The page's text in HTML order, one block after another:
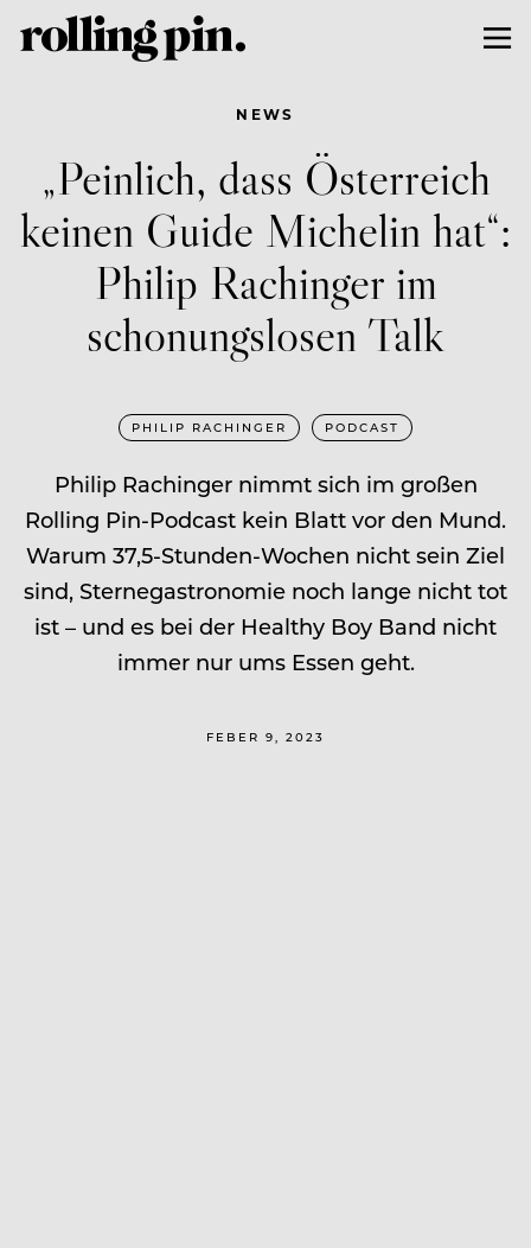
NEWS
„Peinlich, dass Österreich
keinen Guide Michelin hat“:
Philip Rachinger im
schonungslosen Talk
PHILIP RACHINGER PODCAST
Philip Rachinger nimmt sich im großen
Rolling Pin-Podcast kein Blatt vor den Mund.
Warum 37,5-Stunden-Wochen nicht sein Ziel
sind, Sternegastronomie noch lange nicht tot
ist – und es bei der Healthy Boy Band nicht
immer nur ums Essen geht.
FEBER 9, 2023